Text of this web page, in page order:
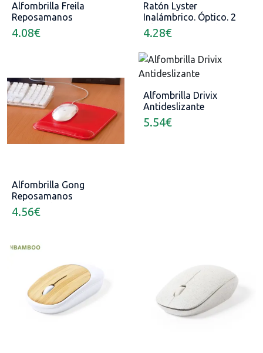
Alfombrilla Freila
Reposamanos
Acolchado
4.08€
Ratón Lyster
Inalámbrico. Óptico. 2
Pilas AAA No Incluidas
4.28€
Alfombrilla Gong
Reposamanos
Acolchado
4.56€
Alfombrilla Drivix
Antideslizante
5.54€